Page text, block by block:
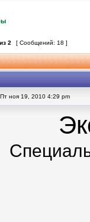
из 2 [ Сообщений: 18 ]
Пт ноя 19, 2010 4:29 pm